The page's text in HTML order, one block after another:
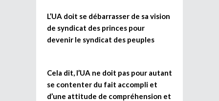
L’UA doit se débarrasser de sa vision
de syndicat des princes pour
devenir le syndicat des peuples
Cela dit, l’UA ne doit pas pour autant
se contenter du fait accompli et
d’une attitude de compréhension et